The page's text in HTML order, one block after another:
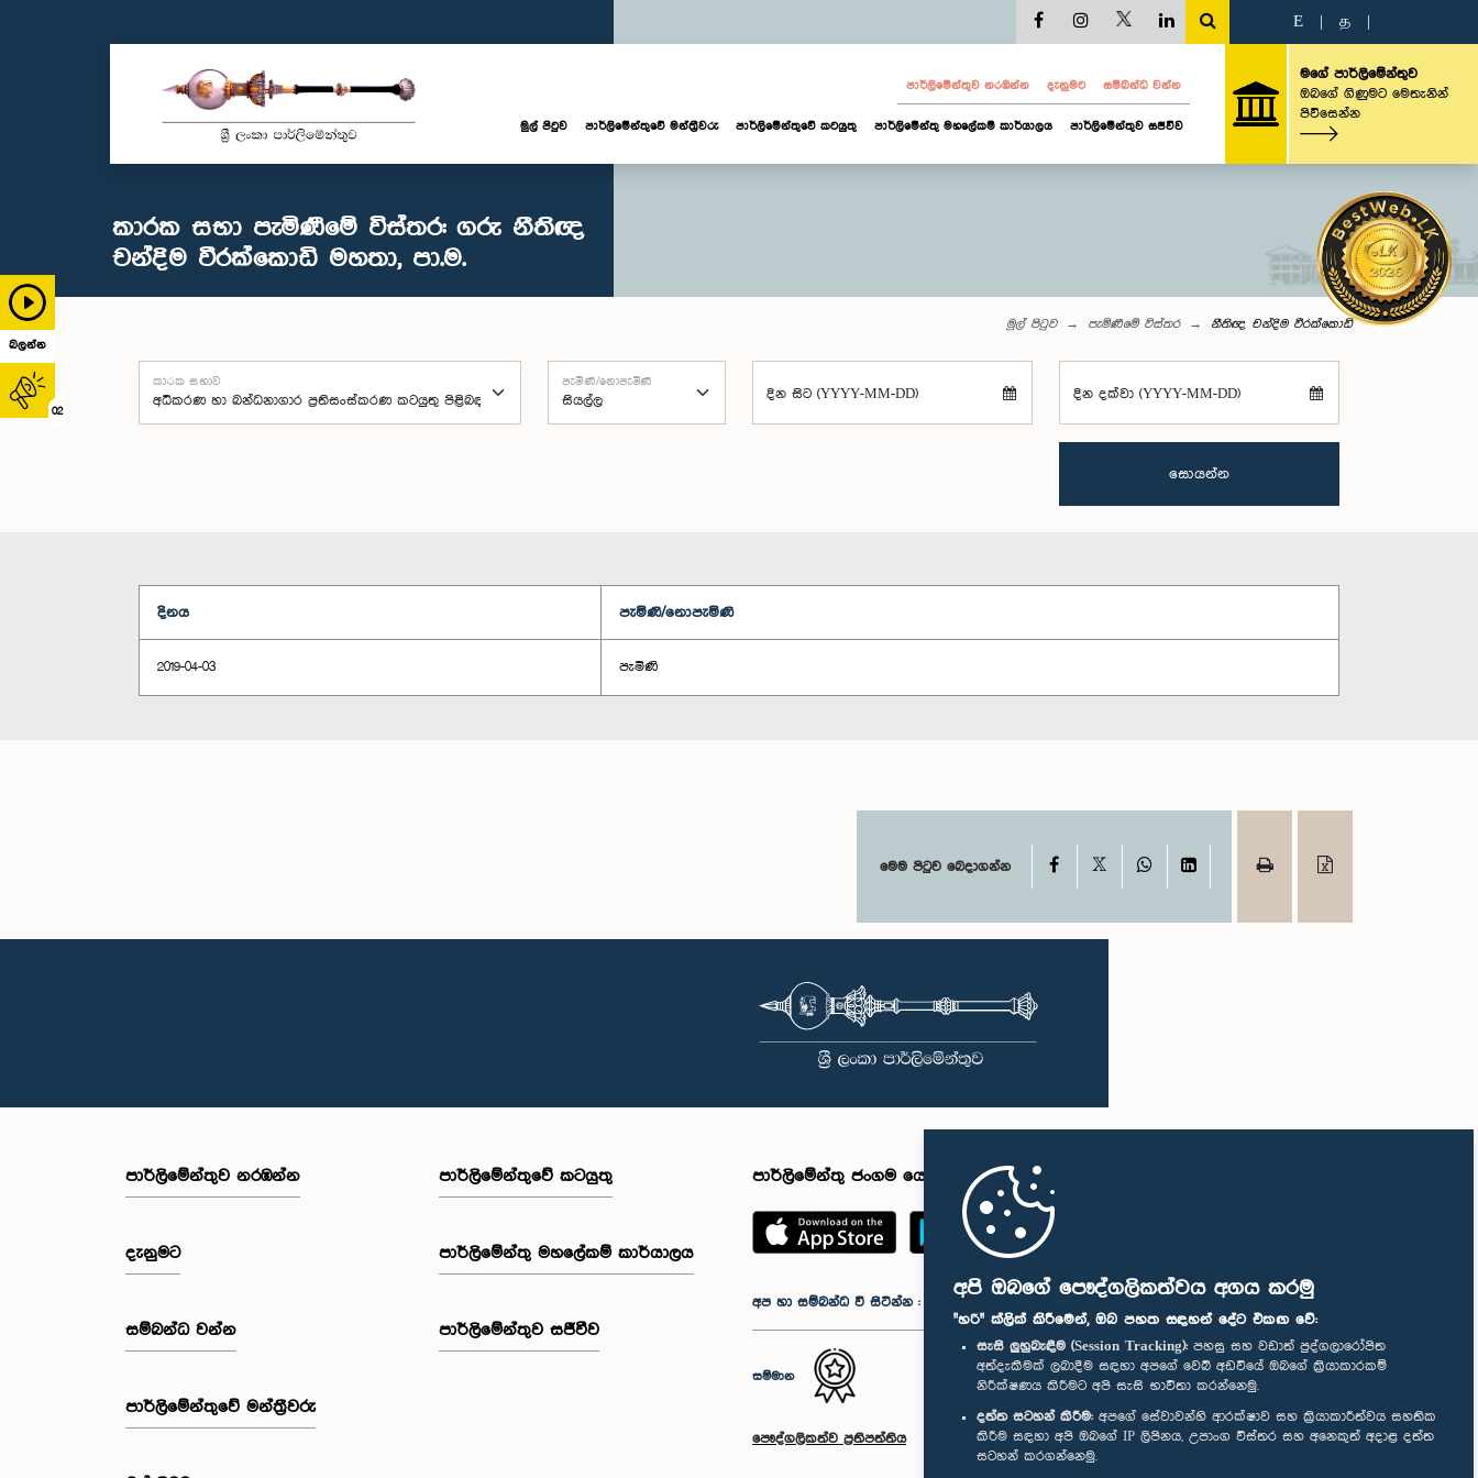
අපි ඔබගේ පෞද්ගලිකත්වය අගය කරමු
"හරි" ක්ලික් කිරීමෙන්, ඔබ පහත සඳහන් දේට එකඟ වේ:
සැසි ලුහුබැඳීම (Session Tracking): පහසු සහ වඩාත් පුද්ගලාරෝපිත
අත්දැකීමක් ලබාදීම සඳහා අපගේ වෙබ් අඩවියේ ඔබගේ ක්‍රියාකාරකම්
නිරීක්ෂණය කිරීමට අපි සැසි භාවිතා කරන්නෙමු.
දත්ත සටහන් කිරීම: අපගේ සේවාවන්හි ආරක්ෂාව සහ ක්‍රියාකාරීත්වය සහතික
කිරීම සඳහා අපි ඔබගේ IP ලිපිනය, උපාංග විස්තර සහ අනෙකුත් අදාළ දත්ත
සටහන් කරගන්නෙමු.
බලන්න
02
E த
පාර්ලි‌මේන්තුව නරඹන්න දැනුමට සම්බන්ධ වන්න
මුල් පිටුව පාර්ලි‌මේන්තුවේ මන්ත්‍රීවරු පාර්ලිමේන්තුවේ කටයුතු පාර්ලිමේන්තු මහලේකම් කාර්යාලය පාර්ලිමේන්තුව සජීවීව
මගේ පාර්ලිමේන්තුව
ඔබගේ ගිණුමට මෙතැනින්
පිවිසෙන්න
කාරක සභා පැමිණීමේ විස්තර: ගරු නීතිඥ
චන්දිම වීරක්කොඩි මහතා, පා.ම.
මුල් පිටුව පැමිණීමේ විස්තර නීතිඥ චන්දිම වීරක්කොඩි
කාරක සභාව පැමිණි/නොපැමිණි
දින සිට (YYYY-MM-DD) දින දක්වා (YYYY-MM-DD)
සොයන්න
දිනය පැමිණි/නොපැමිණි
2019-04-03 පැමිණි
මෙම පිටුව බෙදාගන්න Facebook WhatsAppLinkedIn
පාර්ලි‌මේන්තුව නරඹන්න
දැනුමට
සම්බන්ධ වන්න
පාර්ලි‌මේන්තුවේ මන්ත්‍රීවරු
පාර්ලිමේන්තුවේ කටයුතු
පාර්ලිමේන්තු මහලේකම් කාර්යාලය
පාර්ලිමේන්තුව සජීවීව
පාර්ලිමේන්තු ජංගම යෙදුම
අප හා සම්බන්ධ වී සිටින්න :
සම්මාන
පෞද්ගලිකත්ව ප්‍රතිපත්තිය